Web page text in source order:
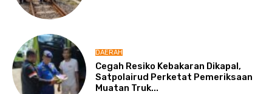
DAERAH
Cegah Resiko Kebakaran Dikapal,
Satpolairud Perketat Pemeriksaan
Muatan Truk...